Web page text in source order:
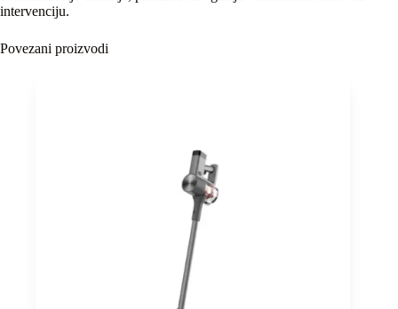
intervenciju.
Povezani proizvodi